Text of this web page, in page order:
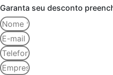
Garanta seu desconto